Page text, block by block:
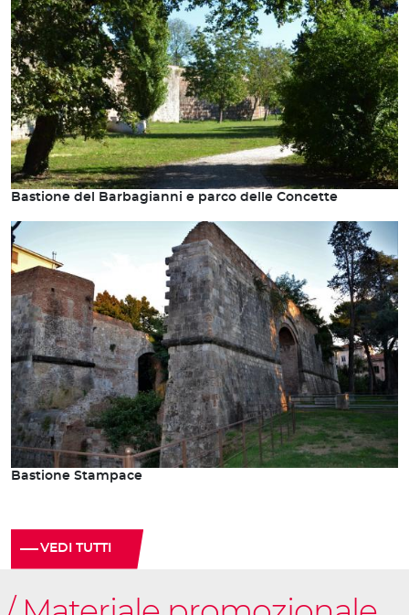
Bastione del Barbagianni e parco delle Concette
Bastione Stampace
VEDI TUTTI